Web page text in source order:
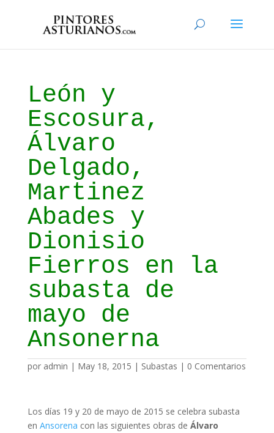
León y
Escosura,
Álvaro
Delgado,
Martinez
Abades y
Dionisio
Fierros en la
subasta de
mayo de
Ansonerna
por admin | May 18, 2015 | Subastas | 0 Comentarios
Los días 19 y 20 de mayo de 2015 se celebra subasta
en Ansorena con las siguientes obras de Álvaro